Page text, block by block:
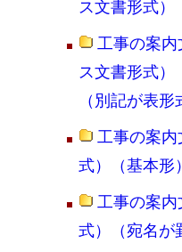
ス文書形式）
工事の案
ス文書形式）
（別記が表形
工事の案
式）（基本形）
工事の案
式）（宛名が